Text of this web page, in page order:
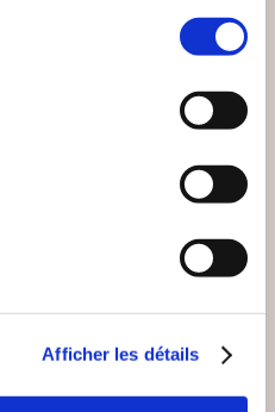
Afficher les détails
(0 avis)
DES OMBRES